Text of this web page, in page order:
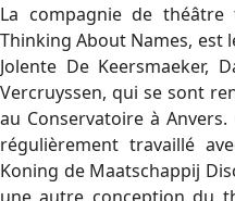
La compagnie de théâtre
Thinking About Names, est
Jolente De Keersmaeker,
Vercruyssen, qui se sont
au Conservatoire à Anvers.
régulièrement travaillé
Koning de Maatschappij